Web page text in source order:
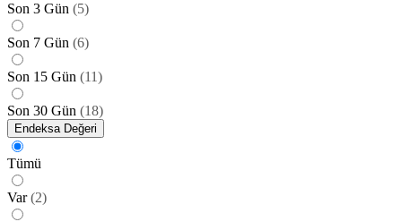
Son 3 Gün (5)
Son 7 Gün (6)
Son 15 Gün (11)
Son 30 Gün (18)
Endeksa Değeri
Tümü
Var (2)